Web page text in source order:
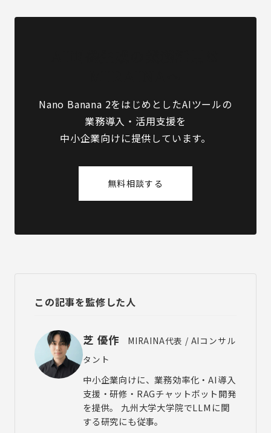
Nano Banana 2をはじめとしたAIツールの
業務導入・活用支援を
中小企業向けに提供しています。
無料相談する
この記事を監修した人
芝 優作
MIRAINA代表 / AIコンサル
タント
中小企業向けに、業務効率化・AI導入
支援・研修・RAGチャットボット開発
を提供。 九州大学大学院でLLMに関
する研究にも従事。